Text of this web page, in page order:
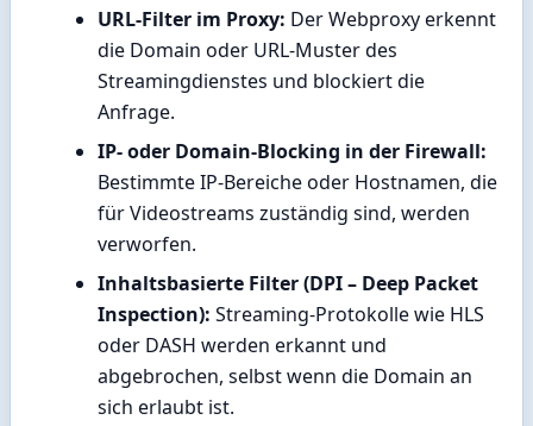
URL-Filter im Proxy: Der Webproxy erkennt
die Domain oder URL-Muster des
Streamingdienstes und blockiert die
Anfrage.
IP- oder Domain-Blocking in der Firewall:
Bestimmte IP-Bereiche oder Hostnamen, die
für Videostreams zuständig sind, werden
verworfen.
Inhaltsbasierte Filter (DPI – Deep Packet
Inspection): Streaming-Protokolle wie HLS
oder DASH werden erkannt und
abgebrochen, selbst wenn die Domain an
sich erlaubt ist.